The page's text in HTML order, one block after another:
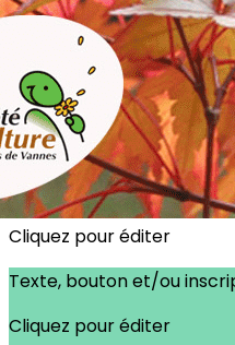
Exporter les lignes
Exporter toutes les
Exporter uniquement
Menu
?>
Images de la page
Cliquez pour éditer
Texte, bouton et/ou
Cliquez pour éditer